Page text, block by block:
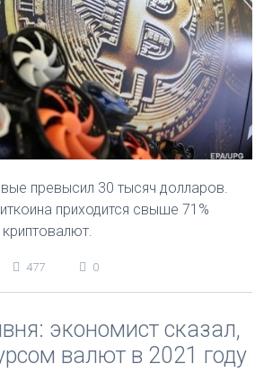
превысил 30 тысяч долларов.
приходится свыше 71%
477 0
экономист сказал,
валют в 2021 году